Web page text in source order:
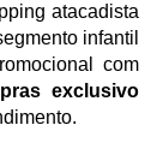
atacadista
infantil
exclusivo